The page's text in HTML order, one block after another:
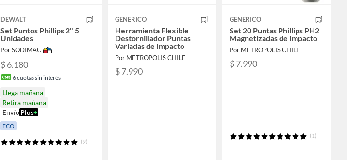
DEWALT
Set Puntos Phillips 2" 5
Unidades
Por SODIMAC
$ 6.180
6cuotas sin interés
Llega mañana
Retira mañana
Envío Plus+
ECO
(9)
GENERICO
Herramienta Flexible
Destornillador Puntas
Variadas de Impacto
Por METROPOLIS CHILE
$ 7.990
GENERICO
Set 20 Puntas Phillips PH2
Magnetizadas de Impacto
Por METROPOLIS CHILE
$ 7.990
(1)